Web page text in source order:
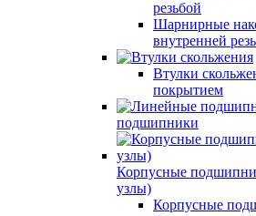
резьбой
Шарнирные
внутренней
Втулки
покрытием
подшипники
Корпусные
узлы)
Корпусные